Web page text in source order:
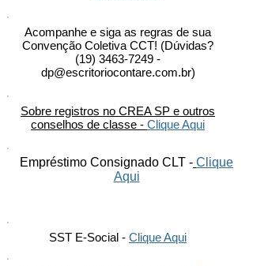
Acompanhe e siga as regras de sua
Convenção Coletiva CCT! (Dúvidas?
(19) 3463-7249 -
dp@escritoriocontare.com.br)
Sobre registros no CREA SP e outros
conselhos de classe - Clique Aqui
Empréstimo Consignado CLT - Clique
Aqui
SST E-Social - Clique Aqui